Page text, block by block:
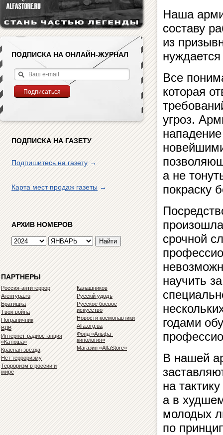
ПОДПИСКА НА ОНЛАЙН-ЖУРНАЛ
ПОДПИСКА НА ГАЗЕТУ
Подпишитесь на газету→
Карта мест продаж газеты→
АРХИВ НОМЕРОВ
ПАРТНЕРЫ
Россия-антитеррор
Агентура.ru
Братишка
Твоя война
Пограничник
ВДВ
Интернет-радиостанция
«Катюша»
Красная звезда
Нет терроризму
Терроризм в россии и
мире
Калашников
Русскiй удодъ
Русское боевое
искусство
Новости космонавтики
Alfa.org.ua
Фонд «Альфа-
кинология»
Магазин «AlfaStore»
Наша
составу
из
Все
которая
угроз.
а не
покраску
срочной
научить
годами
В нашей
на
а в
молодых
по